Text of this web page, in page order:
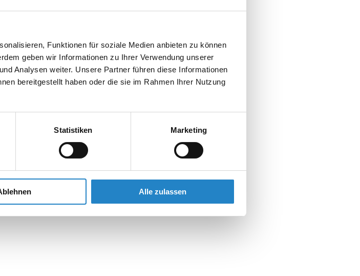
Funktionen für soziale Medien anbieten zu können
geben wir Informationen zu Ihrer Verwendung unserer
Analysen weiter. Unsere Partner führen diese Informationen
bereitgestellt haben oder die sie im Rahmen Ihrer Nutzung
Statistiken Marketing
Alle zulassen